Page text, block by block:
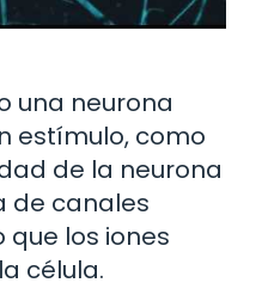
una neurona
estímulo, como
de la neurona
de canales
que los iones
célula.